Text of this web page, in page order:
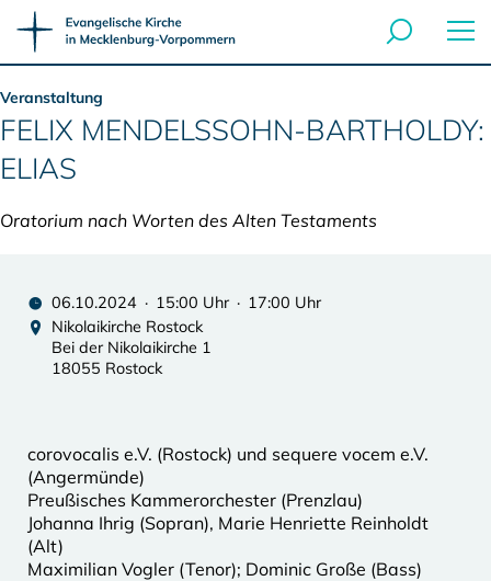
Veranstaltung
FELIX MENDELSSOHN-BARTHOLDY:
ELIAS
Oratorium nach Worten des Alten Testaments
06.10.2024 · 15:00 Uhr · 17:00 Uhr
Nikolaikirche Rostock
Bei der Nikolaikirche 1
18055 Rostock
corovocalis e.V. (Rostock) und sequere vocem e.V.
(Angermünde)
Preußisches Kammerorchester (Prenzlau)
Johanna Ihrig (Sopran), Marie Henriette Reinholdt
(Alt)
Maximilian Vogler (Tenor); Dominic Große (Bass)